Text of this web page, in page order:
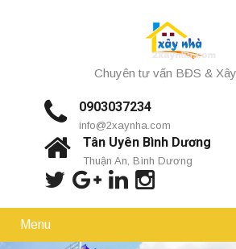
Chuyên tư vấn BĐS &
0903037234
info@2xaynha.com
Tân Uyên Bình Dương
Thuận An, Bình Dương
Menu